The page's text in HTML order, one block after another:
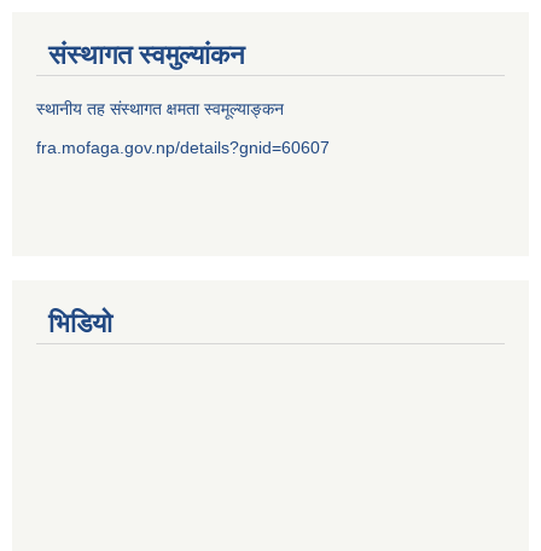
संस्थागत स्वमुल्यांकन
स्थानीय तह संस्थागत क्षमता स्वमूल्याङ्कन
fra.mofaga.gov.np/details?gnid=60607
भिडियो